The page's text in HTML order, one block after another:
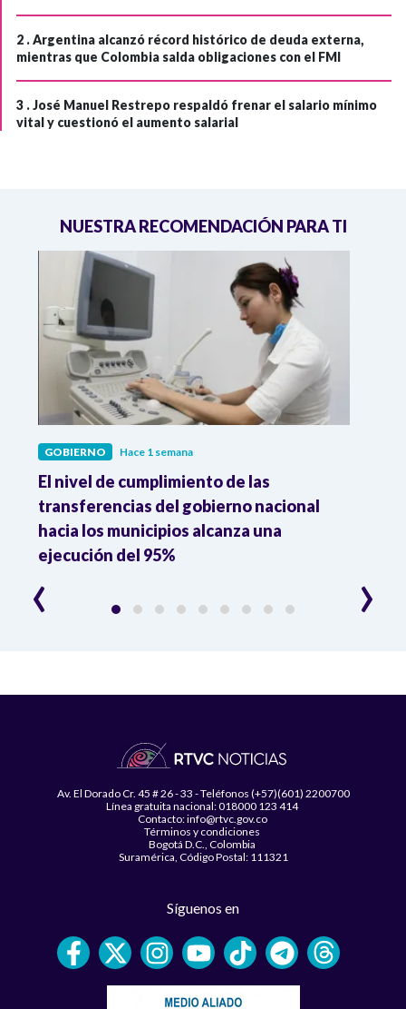
2 .Argentina alcanzó récord histórico de deuda externa,
mientras que Colombia salda obligaciones con el FMI
3 .José Manuel Restrepo respaldó frenar el salario mínimo
vital y cuestionó el aumento salarial
NUESTRA RECOMENDACIÓN PARA TI
GOBIERNO Hace 1 semana
El nivel de cumplimiento de las
transferencias del gobierno nacional
hacia los municipios alcanza una
ejecución del 95%
‹ ›
Av. El Dorado Cr. 45 # 26 - 33 - Teléfonos (+57)(601) 2200700
Línea gratuita nacional: 018000 123 414
Contacto: info@rtvc.gov.co
Términos y condiciones
Bogotá D.C., Colombia
Suramérica, Código Postal: 111321
Síguenos en